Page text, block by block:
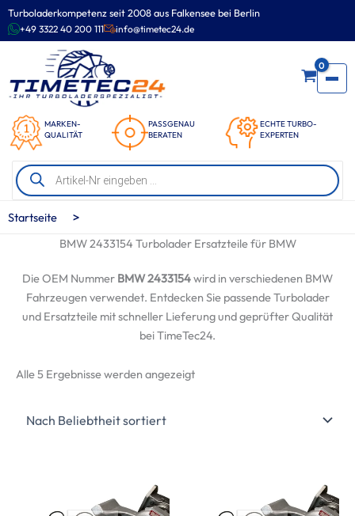
Turboladerkompetenz seit 2008 aus Falkensee bei Berlin
+49 3322 40 200 111 info@timetec24.de
MARKEN-
QUALITÄT
PASSGENAU
BERATEN
ECHTE TURBO-
EXPERTEN
0
Products
search
Zum
Inhalt
springen
Startseite >
BMW 2433154 Turbolader Ersatzteile für BMW
Die OEM Nummer BMW 2433154wird in verschiedenen BMW
Fahrzeugen verwendet. Entdecken Sie passende Turbolader
und Ersatzteile mit schneller Lieferung und geprüfter Qualität
bei TimeTec24.
Alle 5 Ergebnisse werden angezeigtNach